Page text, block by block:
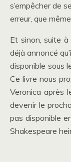
s’empêcher de
erreur, que
Et sinon, suite à
déjà annoncé
disponible sous
Ce livre nous
Veronica après
devenir le
pas disponible
Shakespeare